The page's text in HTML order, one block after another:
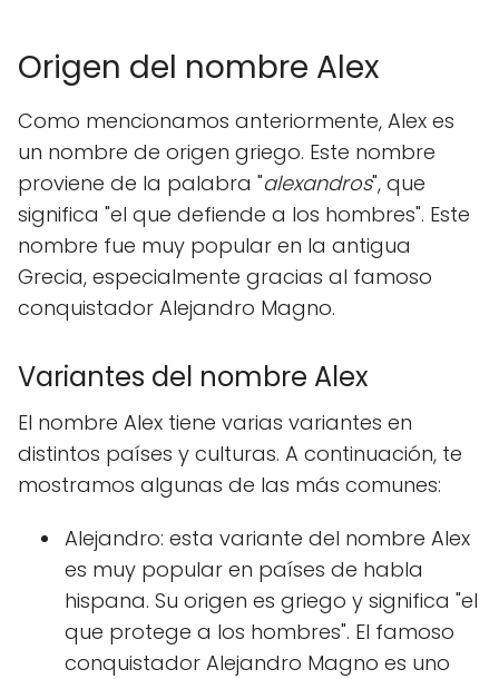
Origen del nombre Alex
Como mencionamos anteriormente, Alex es
un nombre de origen griego. Este nombre
proviene de la palabra "alexandros", que
significa "el que defiende a los hombres". Este
nombre fue muy popular en la antigua
Grecia, especialmente gracias al famoso
conquistador Alejandro Magno.
Variantes del nombre Alex
El nombre Alex tiene varias variantes en
distintos países y culturas. A continuación, te
mostramos algunas de las más comunes:
Alejandro: esta variante del nombre Alex
es muy popular en países de habla
hispana. Su origen es griego y significa "el
que protege a los hombres". El famoso
conquistador Alejandro Magno es uno